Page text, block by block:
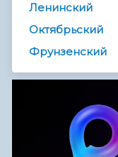
Ленинский
Октябрьский
Фрунзенский